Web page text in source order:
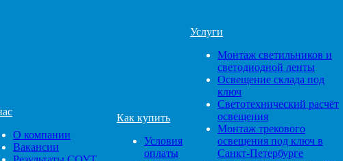
О компании
Вакансии
Как купить
Условия
оплаты
Услуги
Монтаж светильников и
светодиодной ленты
Освещение склада под
ключ
Светотехнический расчёт
освещения
Монтаж трекового
освещения под ключ в
Санкт-Петербурге